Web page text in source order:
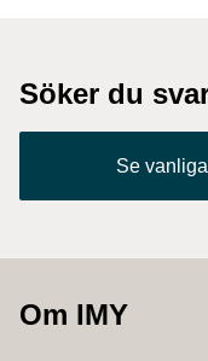
Söker du
Se
Om IMY